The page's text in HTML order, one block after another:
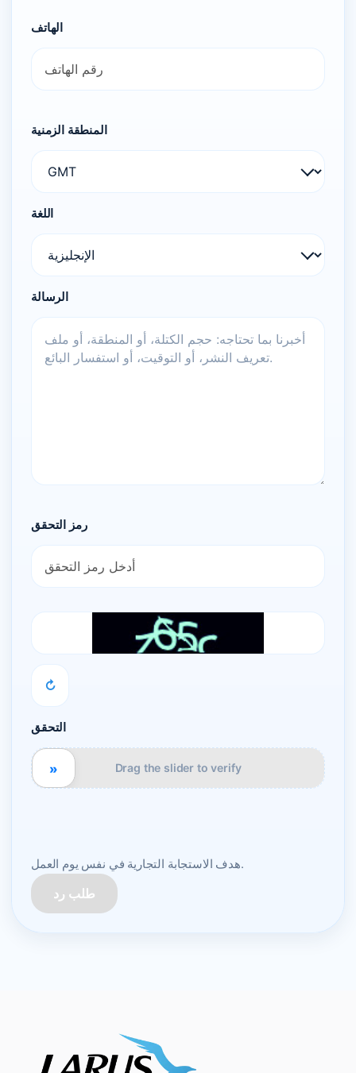
الهاتف
المنطقة الزمنية
اللغة
الرسالة
رمز التحقق
↻
التحقق
Drag the slider to verify
»
هدف الاستجابة التجارية في نفس يوم العمل.
طلب رد